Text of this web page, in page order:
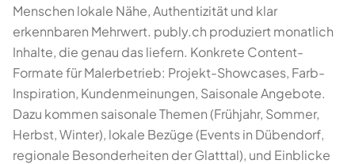
Menschen lokale Nähe, Authentizität und klar
erkennbaren Mehrwert. publy.ch produziert monatlich
Inhalte, die genau das liefern. Konkrete Content-
Formate für Malerbetrieb: Projekt-Showcases, Farb-
Inspiration, Kundenmeinungen, Saisonale Angebote.
Dazu kommen saisonale Themen (Frühjahr, Sommer,
Herbst, Winter), lokale Bezüge (Events in Dübendorf,
regionale Besonderheiten der Glatttal), und Einblicke